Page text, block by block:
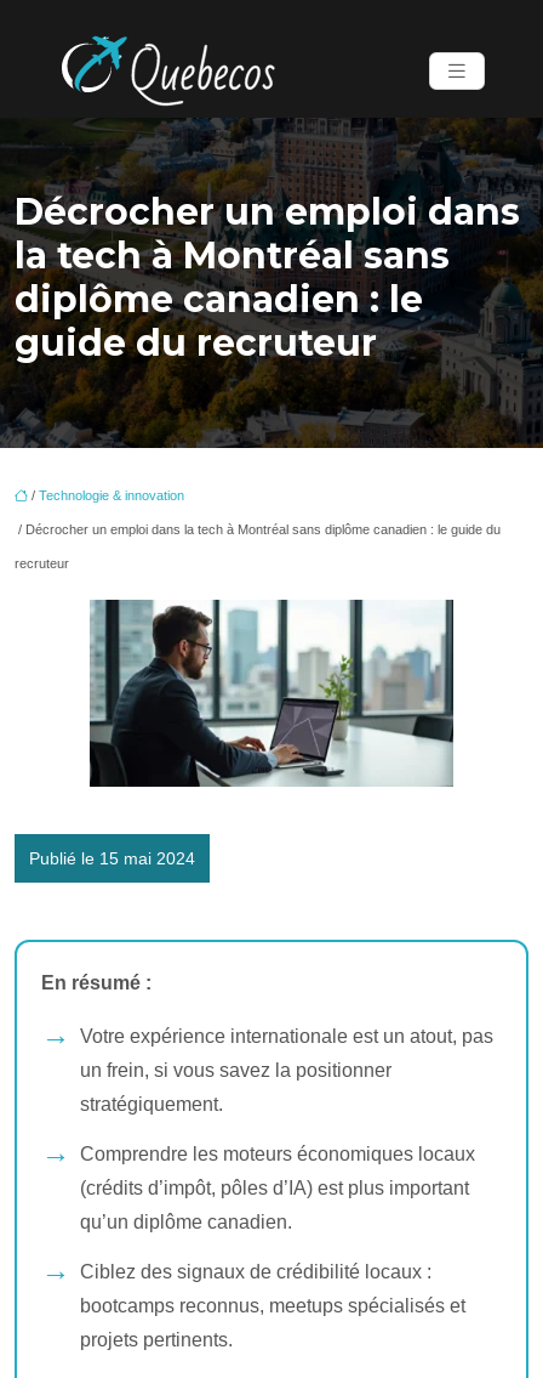
Décrocher un emploi dans
la tech à Montréal sans
diplôme canadien : le
guide du recruteur
/ Technologie & innovation
/ Décrocher un emploi dans la tech à Montréal sans diplôme canadien : le guide du
recruteur
Publié le 15 mai 2024
En résumé :
Votre expérience internationale est un atout, pas
un frein, si vous savez la positionner
stratégiquement.
Comprendre les moteurs économiques locaux
(crédits d’impôt, pôles d’IA) est plus important
qu’un diplôme canadien.
Ciblez des signaux de crédibilité locaux :
bootcamps reconnus, meetups spécialisés et
projets pertinents.